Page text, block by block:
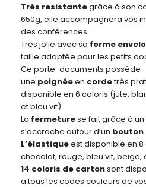
Très resistantegrâce à son
650g, elle accompagnera vos
des conférences.
Très jolie avec sa forme
taille adaptée pour les petits
Ce porte-documents possède
une poignéeen cordetrès
disponible en 6 coloris (jute,
et bleu vif).
La fermeturese fait grâce à un
s’accroche autour d’un bouton
L’élastiqueest disponible en
chocolat, rouge, bleu vif, beige,
14 coloris de cartonsont
à tous les codes couleurs de